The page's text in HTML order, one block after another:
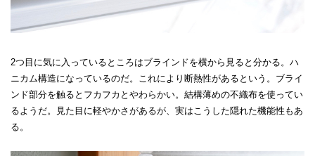
2つ目に気に入っているところはブラインドを横から見ると分かる。ハ
ニカム構造になっているのだ。これにより断熱性があるという。ブライ
ンド部分を触るとフカフカとやわらかい。結構薄めの不織布を使ってい
るようだ。見た目に軽やかさがあるが、実はこうした隠れた機能性もあ
る。